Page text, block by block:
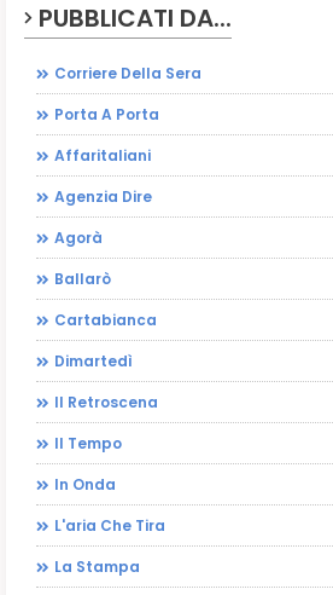
PUBBLICATI DA...
Corriere Della Sera
Porta A Porta
Affaritaliani
Agenzia Dire
Agorà
Ballarò
Cartabianca
Dimartedì
Il Retroscena
Il Tempo
In Onda
L'aria Che Tira
La Stampa